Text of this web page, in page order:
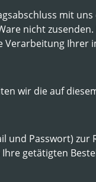
mit
nicht
Ihrer
wir die auf
Passwort)
getätigten